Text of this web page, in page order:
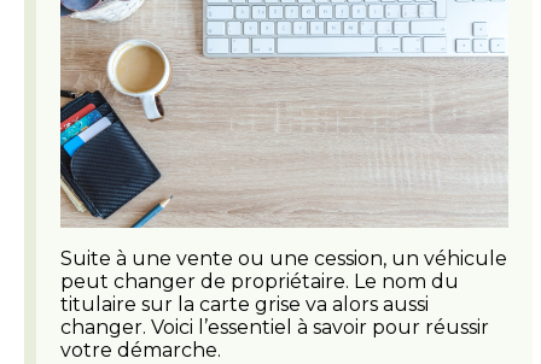
Suite à une vente ou une cession, un véhicule
peut changer de propriétaire. Le nom du
titulaire sur la carte grise va alors aussi
changer. Voici l’essentiel à savoir pour réussir
votre démarche.